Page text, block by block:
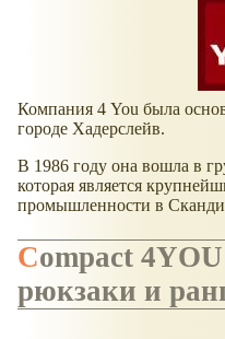
Компания 4 You была
городе Хадерслейв.
В 1986 году она вошла в
которая является
промышленности в
Compact 4YOU - немецкие
рюкзаки и